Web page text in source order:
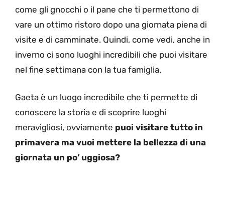
come gli gnocchi o il pane che ti permettono di
vare un ottimo ristoro dopo una giornata piena di
visite e di camminate. Quindi, come vedi, anche in
inverno ci sono luoghi incredibili che puoi visitare
nel fine settimana con la tua famiglia.
Gaeta è un luogo incredibile che ti permette di
conoscere la storia e di scoprire luoghi
meravigliosi, ovviamente puoi visitare tutto in
primavera ma vuoi mettere la bellezza di una
giornata un po’ uggiosa?